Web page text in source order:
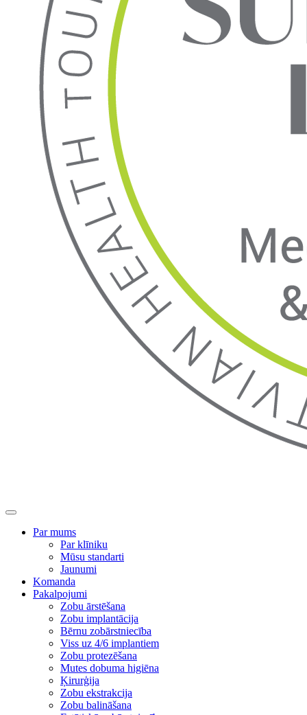
Par mums
Par klīniku
Mūsu standarti
Jaunumi
Komanda
Pakalpojumi
Zobu ārstēšana
Zobu implantācija
Bērnu zobārstniecība
Viss uz 4/6 implantiem
Zobu protezēšana
Mutes dobuma higiēna
Ķirurģija
Zobu ekstrakcija
Zobu balināšana